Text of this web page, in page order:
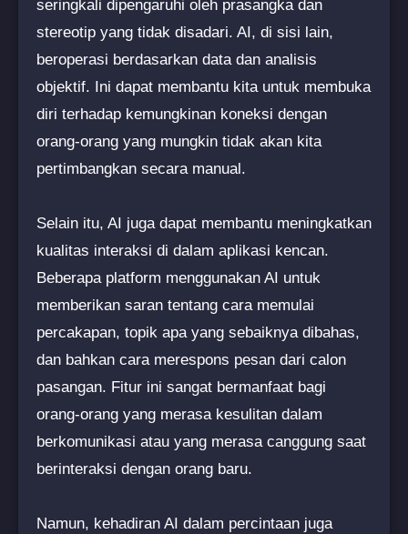
seringkali dipengaruhi oleh prasangka dan
stereotip yang tidak disadari. AI, di sisi lain,
beroperasi berdasarkan data dan analisis
objektif. Ini dapat membantu kita untuk membuka
diri terhadap kemungkinan koneksi dengan
orang-orang yang mungkin tidak akan kita
pertimbangkan secara manual.
Selain itu, AI juga dapat membantu meningkatkan
kualitas interaksi di dalam aplikasi kencan.
Beberapa platform menggunakan AI untuk
memberikan saran tentang cara memulai
percakapan, topik apa yang sebaiknya dibahas,
dan bahkan cara merespons pesan dari calon
pasangan. Fitur ini sangat bermanfaat bagi
orang-orang yang merasa kesulitan dalam
berkomunikasi atau yang merasa canggung saat
berinteraksi dengan orang baru.
Namun, kehadiran AI dalam percintaan juga